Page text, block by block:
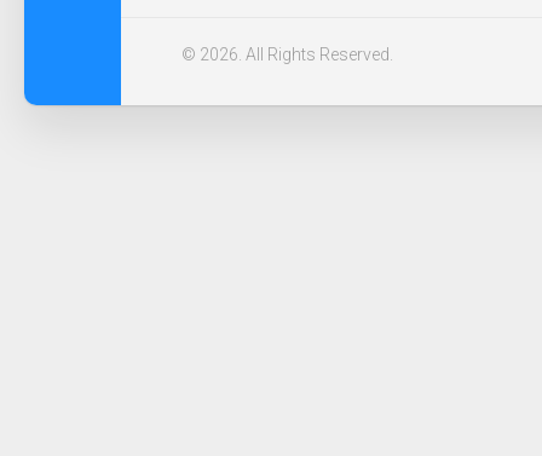
© 2026. All Rights Reserved.